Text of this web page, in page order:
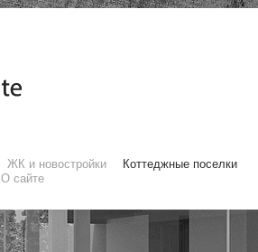
ЖК и новостройки
Коттеджные поселки
О сайте